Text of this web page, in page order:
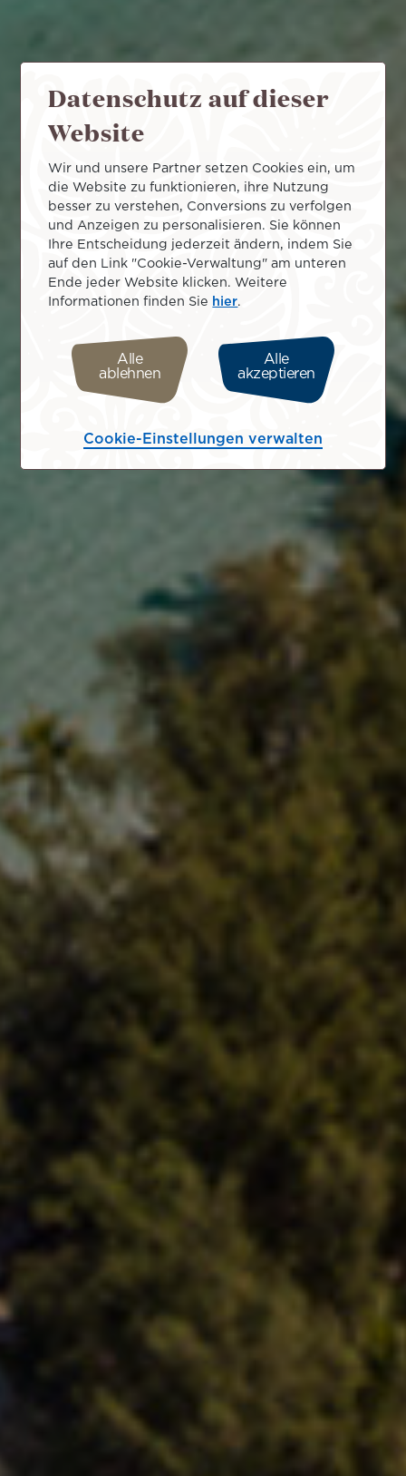
Datenschutz auf dieser
Website
Wir und unsere Partner setzen Cookies ein, um
die Website zu funktionieren, ihre Nutzung
besser zu verstehen, Conversions zu verfolgen
und Anzeigen zu personalisieren. Sie können
Ihre Entscheidung jederzeit ändern, indem Sie
auf den Link "Cookie-Verwaltung" am unteren
Ende jeder Website klicken. Weitere
Informationen finden Sie hier
Alle
ablehnen
Alle
akzeptieren
Cookie-Einstellungen verwalten